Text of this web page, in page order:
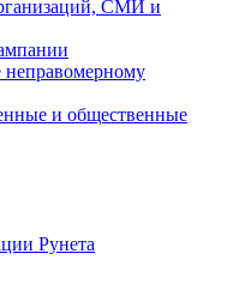
СМИ и
неправомерному
и общественные
Рунета